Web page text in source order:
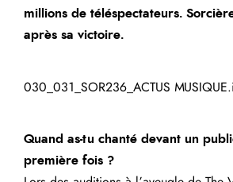
millions de téléspectateurs.
après sa victoire.
030_031_SOR236_ACTUS
Quand as-tu chanté devant un
première fois ?